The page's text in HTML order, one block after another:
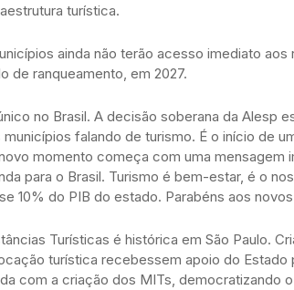
turística.
ainda não terão acesso imediato
de ranqueamento, em 2027.
no Brasil. A decisão soberana da Alesp
falando de turismo. É o início de
momento começa com uma mensagem
para o Brasil. Turismo é bem-estar, é o
10% do PIB do estado. Parabéns aos
Turísticas é histórica em São Paulo.
turística recebessem apoio do Estado
com a criação dos MITs, democratizando